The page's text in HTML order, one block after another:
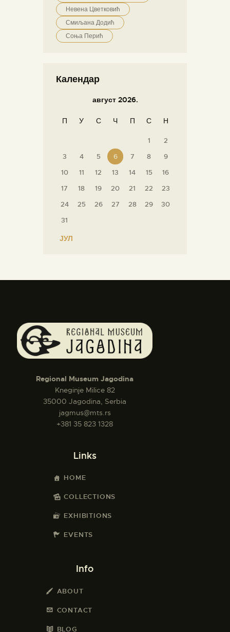
Невена Цветковић
Смиљана Додић
Соња Перић
Календар
август 2026.
П У С Ч П С Н
1
2
3
4 5 6 7 8
9
10
11 12 13 14 15
16
17
18 19 20 21 22
23
24
25 26 27 28 29
30
31
« ЈУЛ
Regional Museum Jagodina
Kneginje Milice 82
35000 Jagodina, Serbia
jagmus@mts.rs
+381 35 823 1328
Links
HOME
COLLECTIONS
EXHIBITIONS
EVENTS
Info
ABOUT
CONTACT
BLOG